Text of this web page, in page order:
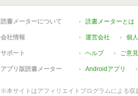
読書メーターについて 読書メーターとは
会社情報 運営会社 個
サポート ヘルプ ご意見
アプリ版読書メーター Androidアプリ
※本サイトはアフィリエイトプログラムによる収